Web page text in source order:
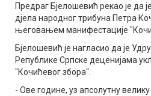
Предраг Бјелошевић рекао је да
дјела народног трибуна Петра
његовањем манифестације
Бјелошевић је нагласио да је
Републике Српске деценијама
"Кочићевог збора".
- Ове године, уз апсолутну